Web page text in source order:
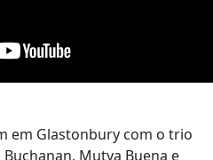
em Glastonbury com o trio
Mutya Buena e